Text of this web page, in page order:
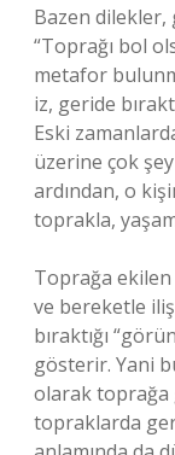
Bazen dilekler,
“Toprağı bol
metafor
iz, geride
Eski
üzerine çok
ardından, o
toprakla,
Toprağa
ve bereketle
bıraktığı
gösterir. Yani
olarak toprağa
topraklarda